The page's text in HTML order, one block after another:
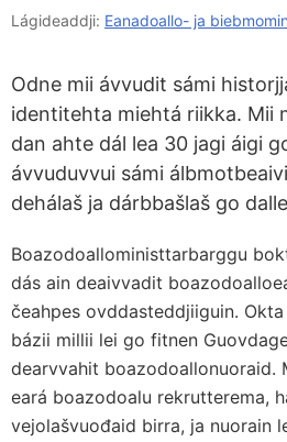
Lágideaddji: Eanadoallo- ja
Odne mii ávvudit sámi
identitehta miehtá riikka. Mii
dan ahte dál lea 30 jagi áigi
ávvuduvvui sámi
dehálaš ja dárbbašlaš go
Boazodoalloministtarbarggu
dás ain deaivvadit
čeahpes ovddasteddjiiguin.
bázii millii lei go fitnen
dearvvahit boazodoallonuoraid.
eará boazodoalu rekrutterema,
vejolašvuođaid birra, ja nuorain